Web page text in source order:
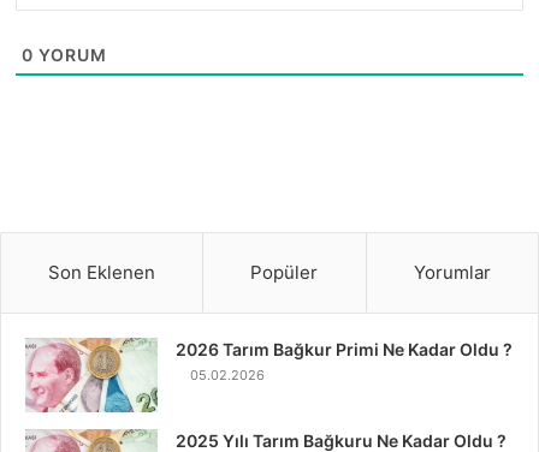
0 YORUM
Son Eklenen Popüler Yorumlar
2026 Tarım Bağkur Primi Ne Kadar Oldu ?
05.02.2026
2025 Yılı Tarım Bağkuru Ne Kadar Oldu ?